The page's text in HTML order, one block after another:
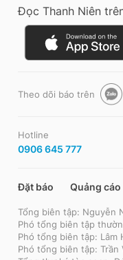
Đọc Thanh Niên
Theo dõi báo trên
Hotline
0906 645 777
Đặt báo Quảng cáo
Tổng biên tập: Nguyễn
Phó tổng biên tập
Phó tổng biên tập: Lâm
Phó tổng biên tập: Trần